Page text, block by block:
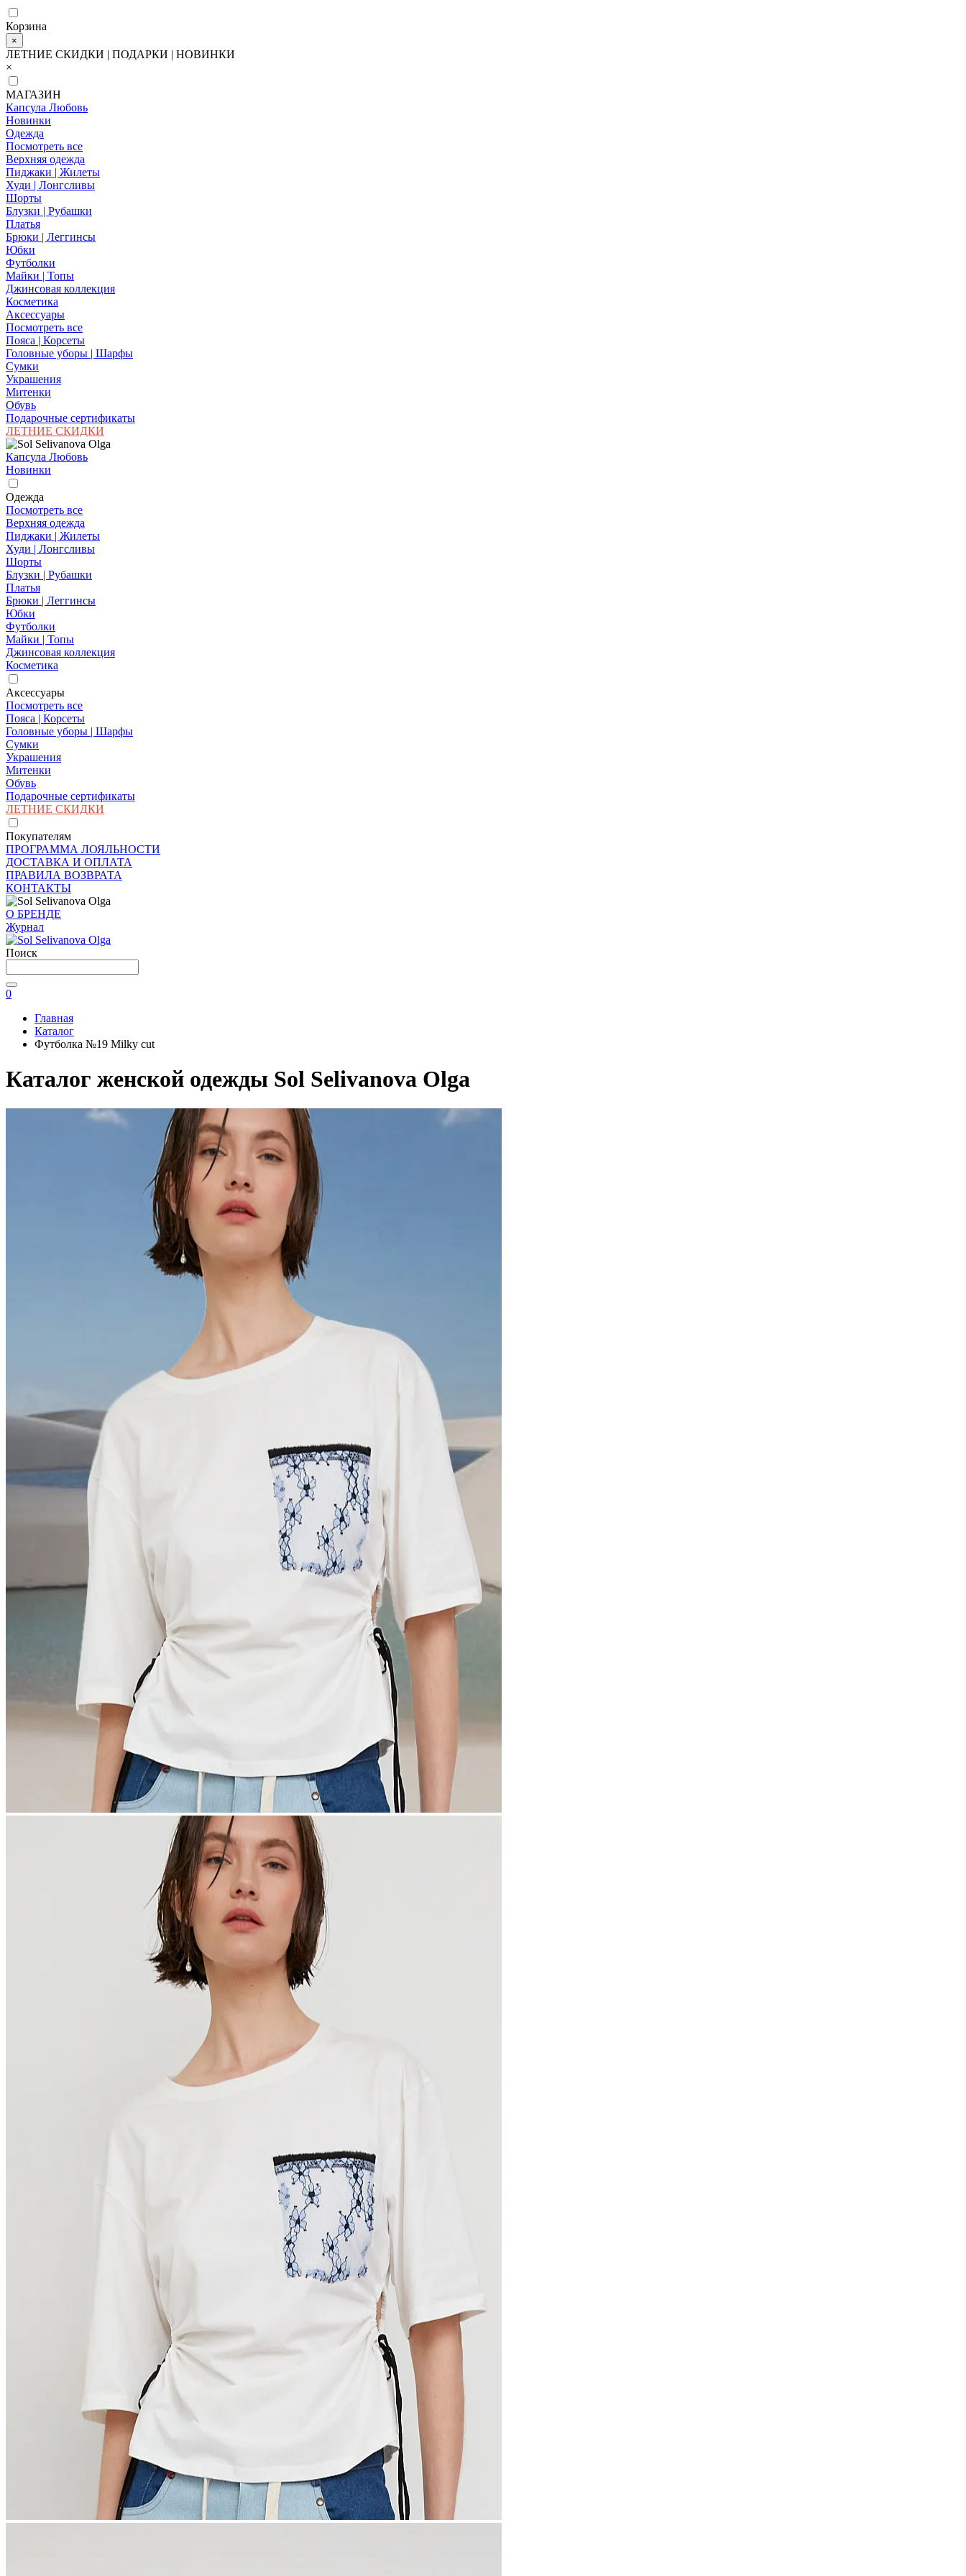
Корзина
×
ЛЕТНИЕ СКИДКИ | ПОДАРКИ | НОВИНКИ
×
МАГАЗИН
Капсула Любовь
Новинки
Одежда
Посмотреть все
Верхняя одежда
Пиджаки | Жилеты
Худи | Лонгсливы
Шорты
Блузки | Рубашки
Платья
Брюки | Леггинсы
Юбки
Футболки
Майки | Топы
Джинсовая коллекция
Косметика
Аксессуары
Посмотреть все
Пояса | Корсеты
Головные уборы | Шарфы
Сумки
Украшения
Митенки
Обувь
Подарочные сертификаты
ЛЕТНИЕ СКИДКИ
Капсула Любовь
Новинки
Одежда
Посмотреть все
Верхняя одежда
Пиджаки | Жилеты
Худи | Лонгсливы
Шорты
Блузки | Рубашки
Платья
Брюки | Леггинсы
Юбки
Футболки
Майки | Топы
Джинсовая коллекция
Косметика
Аксессуары
Посмотреть все
Пояса | Корсеты
Головные уборы | Шарфы
Сумки
Украшения
Митенки
Обувь
Подарочные сертификаты
ЛЕТНИЕ СКИДКИ
Покупателям
ПРОГРАММА ЛОЯЛЬНОСТИ
ДОСТАВКА И ОПЛАТА
ПРАВИЛА ВОЗВРАТА
КОНТАКТЫ
О БРЕНДЕ
Журнал
Поиск
0
Главная
Каталог
Футболка №19 Milky cut
Каталог женской одежды Sol Selivanova Olga